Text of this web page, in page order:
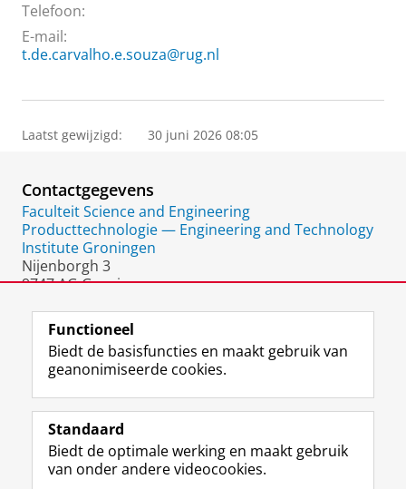
Telefoon:
E-mail:
t.de.carvalho.e.souza@rug.nl
Laatst gewijzigd: 30 juni 2026 08:05
Contactgegevens
Faculteit Science and Engineering
Producttechnologie — Engineering and Technology
Institute Groningen
Nijenborgh 3
9747 AG Groningen
Volg de RUG
F
a
e
b
L
i
k
e
R
S
-
f
I
n
t
Y
o
T
Studiekiezers
Functioneel
Biedt de basisfuncties en maakt gebruik van
geanonimiseerde cookies.
Standaard
Biedt de optimale werking en maakt gebruik
van onder andere videocookies.